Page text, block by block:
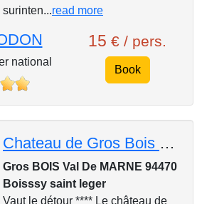
surinten...read more
national
15 € / pers.
Book
Chateau de Gros Bois Val de Marne Base Arrière lors des Jeux Olympiques 2024
Gros BOIS Val De MARNE 94470
Boisssy saint leger
Vaut le détour **** Le château de